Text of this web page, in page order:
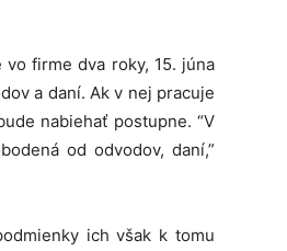
firme dva roky, 15. júna
a daní. Ak v nej pracuje
nabiehať postupne. “V
od odvodov, daní,”
ich však k tomu